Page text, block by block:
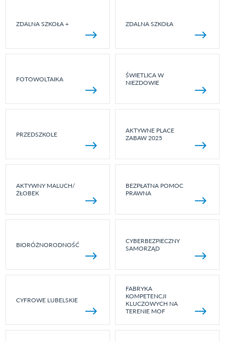
ZDALNA SZKOŁA + ZDALNA SZKOŁA
FOTOWOLTAIKA
ŚWIETLICA W
NIEZDOWIE
PRZEDSZKOLE
AKTYWNE PLACE
ZABAW 2025
AKTYWNY MALUCH/
ŻŁOBEK
BEZPŁATNA POMOC
PRAWNA
BIORÓŻNORODNOŚĆ
CYBERBEZPIECZNY
SAMORZĄD
CYFROWE LUBELSKIE
FABRYKA
KOMPETENCJI
KLUCZOWYCH NA
TERENIE MOF